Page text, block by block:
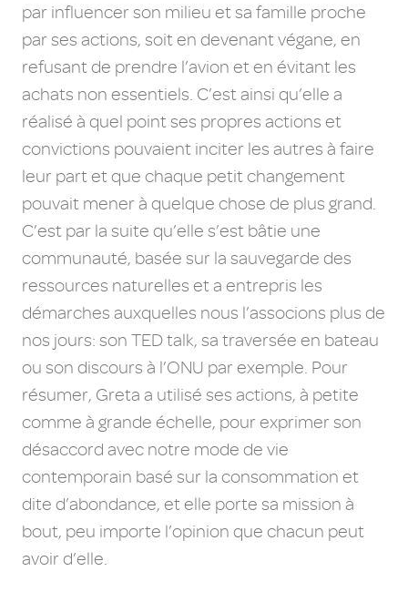
par influencer son milieu et sa famille proche
par ses actions, soit en devenant végane, en
refusant de prendre l’avion et en évitant les
achats non essentiels. C’est ainsi qu’elle a
réalisé à quel point ses propres actions et
convictions pouvaient inciter les autres à faire
leur part et que chaque petit changement
pouvait mener à quelque chose de plus grand.
C’est par la suite qu’elle s’est bâtie une
communauté, basée sur la sauvegarde des
ressources naturelles et a entrepris les
démarches auxquelles nous l’associons plus de
nos jours: son TED talk, sa traversée en bateau
ou son discours à l’ONU par exemple. Pour
résumer, Greta a utilisé ses actions, à petite
comme à grande échelle, pour exprimer son
désaccord avec notre mode de vie
contemporain basé sur la consommation et
dite d’abondance, et elle porte sa mission à
bout, peu importe l’opinion que chacun peut
avoir d’elle.